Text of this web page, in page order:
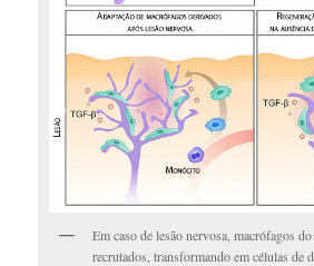
Em caso de lesão nervosa, macrófagos
recrutados, transformando em células de